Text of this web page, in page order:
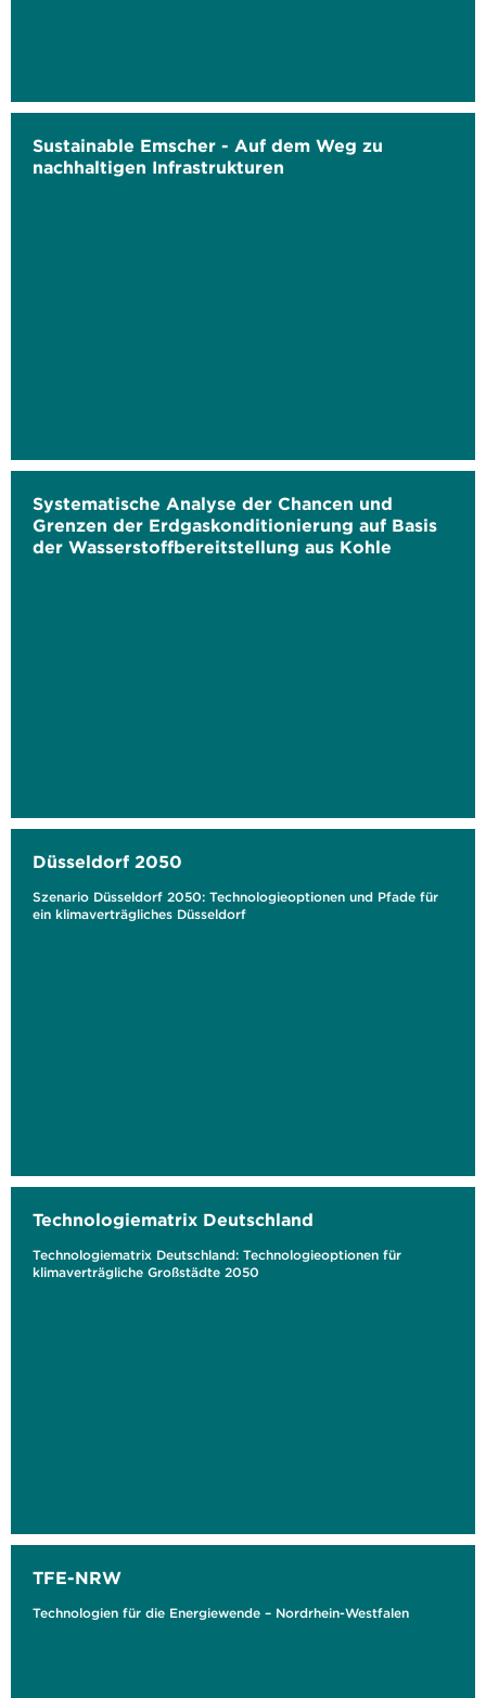
Sustainable Emscher - Auf dem Weg zu
nachhaltigen Infrastrukturen
Systematische Analyse der Chancen und
Grenzen der Erdgaskonditionierung auf Basis
der Wasserstoffbereitstellung aus Kohle
Düsseldorf 2050
Szenario Düsseldorf 2050: Technologieoptionen und Pfade für
ein klimaverträgliches Düsseldorf
Technologiematrix Deutschland
Technologiematrix Deutschland: Technologieoptionen für
klimaverträgliche Großstädte 2050
TFE-NRW
Technologien für die Energiewende – Nordrhein-Westfalen